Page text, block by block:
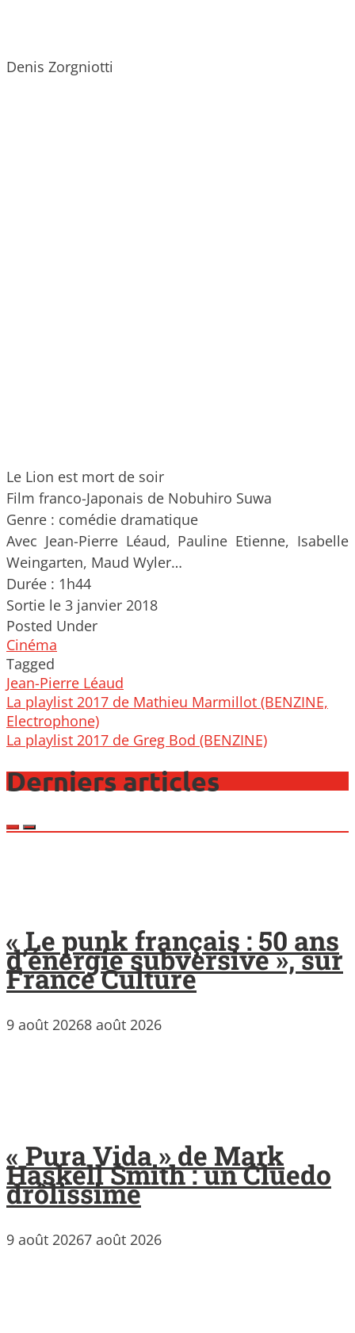
Denis Zorgniotti
Le Lion est mort de soir
Film franco-Japonais de Nobuhiro Suwa
Genre : comédie dramatique
Avec Jean-Pierre Léaud, Pauline Etienne, Isabelle
Weingarten, Maud Wyler…
Durée : 1h44
Sortie le 3 janvier 2018
Posted Under
Cinéma
Tagged
Jean-Pierre Léaud
Post
navigation
La playlist 2017 de Mathieu Marmillot (BENZINE,
Electrophone)
La playlist 2017 de Greg Bod (BENZINE)
Derniers articles
« Le punk français : 50 ans
d’énergie subversive », sur
France Culture
9 août 20268 août 2026
« Pura Vida » de Mark
Haskell Smith : un Cluedo
drôlissime
9 août 20267 août 2026